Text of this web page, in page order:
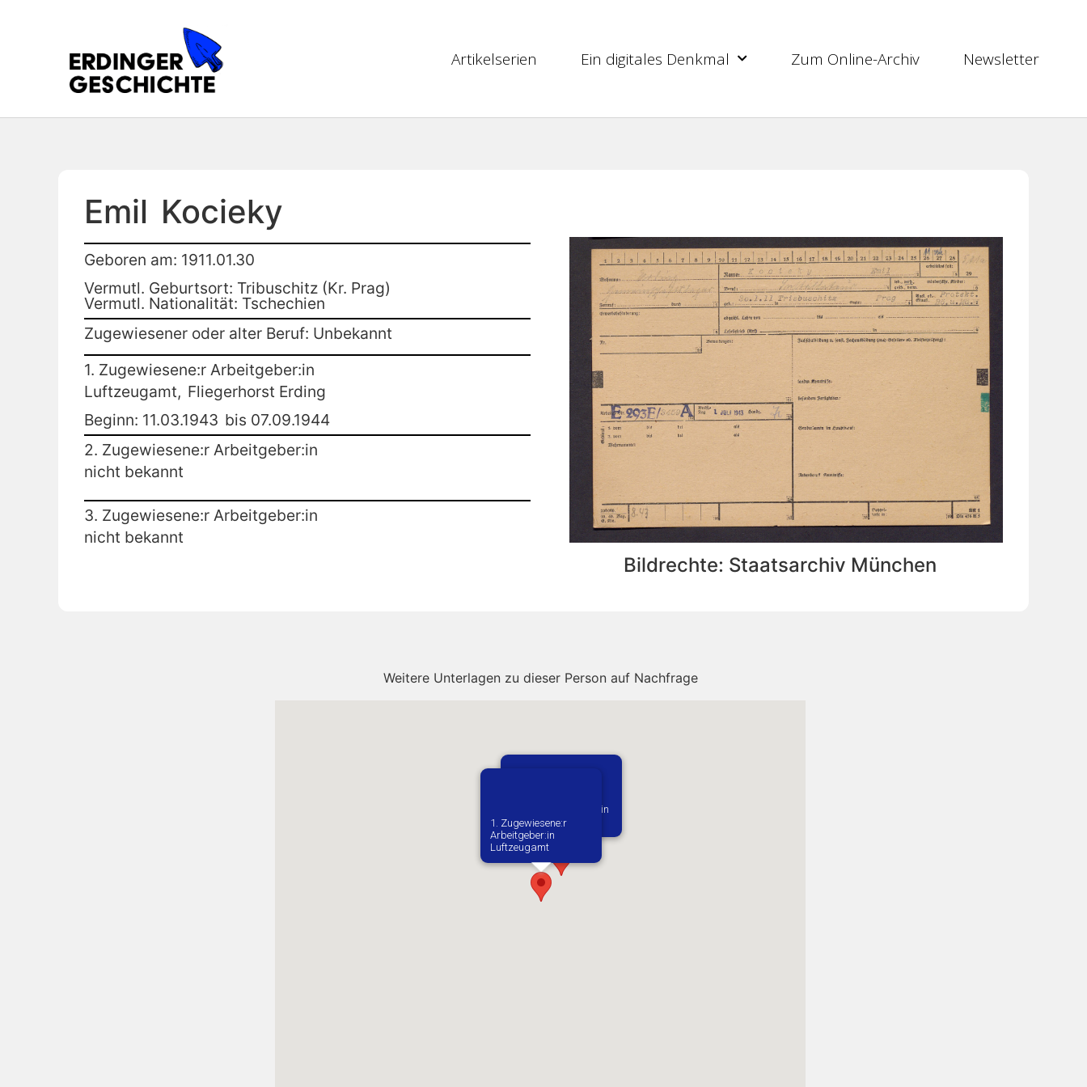
Artikelserien Ein digitales Denkmal Zum Online-Archiv Newsletter
Emil Kocieky
Geboren am: 1911.01.30
Vermutl. Geburtsort: Tribuschitz (Kr. Prag)
Vermutl. Nationalität: Tschechien
Zugewiesener oder alter Beruf: Unbekannt
1. Zugewiesene:r Arbeitgeber:in
Luftzeugamt, Fliegerhorst Erding
Beginn: 11.03.1943 bis 07.09.1944
2. Zugewiesene:r Arbeitgeber:in
nicht bekannt
3. Zugewiesene:r Arbeitgeber:in
nicht bekannt
Bildrechte: Staatsarchiv München
Weitere Unterlagen zu dieser Person auf Nachfrage
Vermutlich geboren in
Trebusice
1. Zugewiesene:r
Arbeitgeber:in​
Luftzeugamt